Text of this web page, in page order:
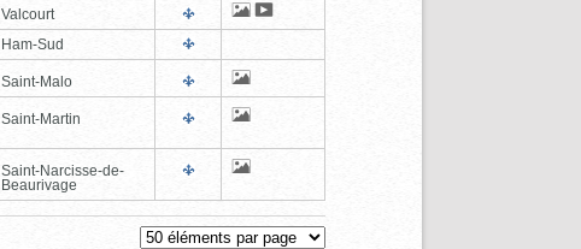
Valcourt
Ham-Sud
Saint-Malo
Saint-Martin
Saint-Narcisse-de-
Beaurivage